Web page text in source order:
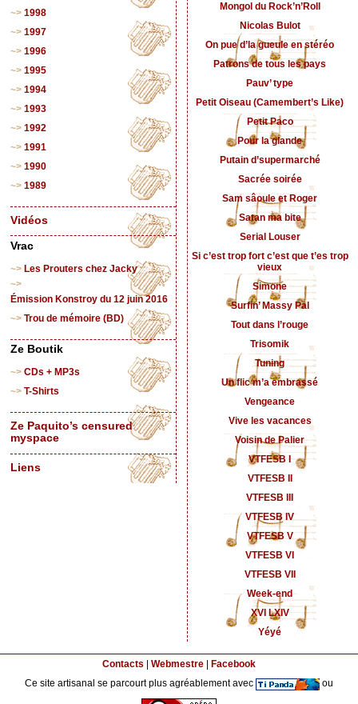
1998
1997
1996
1995
1994
1993
1992
1991
1990
1989
Vidéos
Vrac
Les Prouters chez Jacky
Émission Konstroy du 12 juin 2016
Trou de mémoire (BD)
Ze Boutik
CDs + MP3s
T-Shirts
Ze Paquito’s censured
myspace
Liens
Mongol du Rock’n’Roll
Nicolas Bulot
On pue d’la gueule en stéréo
Patrons de tous les pays
Pauv’ type
Petit Oiseau (Camembert’s Like)
Petit Paco
Pour la glande
Putain d’supermarché
Sacrée soirée
Sam sâoule et Roger
Satan ma bite
Serial Louser
Si c’est trop fort c’est que t’es trop
vieux
Simone
Surfin’ Massy Pal
Tout dans l’rouge
Trisomik
Tuning
Un flic m’a embrassé
Vengeance
Vive les vacances
Voisin de Palier
VTFESB I
VTFESB II
VTFESB III
VTFESB IV
VTFESB V
VTFESB VI
VTFESB VII
Week-end
XVI LXIV
Yéyé
Contacts Webmestre
Facebook
Ce site artisanal se parcourt plus agréablement avec
ou